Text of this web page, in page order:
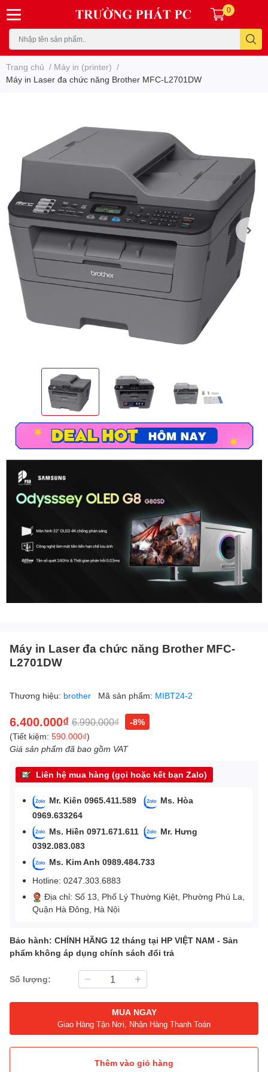
0
Trang chủ / Máy in (printer) /
Máy in Laser đa chức năng Brother MFC-L2701DW
Máy in Laser đa chức năng Brother MFC-
L2701DW
Thương hiệu: brother Mã sản phẩm: MIBT24-2
6.400.000₫ 6.990.000₫
-8%
(Tiết kiệm: 590.000₫)
Giá sản phẩm đã bao gồm VAT
Liên hệ mua hàng (gọi hoặc kết bạn Zalo)
Mr. Kiên 0965.411.589
Ms. Hòa
0969.633264
Ms. Hiền 0971.671.611
Mr. Hưng
0392.083.083
Ms. Kim Anh 0989.484.733
Hotline: 0247.303.6883
Địa chỉ: Số 13, Phố Lý Thường Kiệt, Phường Phú La,
Quận Hà Đông, Hà Nội
Bảo hành: CHÍNH HÃNG 12 tháng tại HP VIỆT NAM - Sản
phẩm không áp dụng chính sách đổi trả
Số lượng:
MUA NGAY
Giao Hàng Tận Nơi, Nhận Hàng Thanh Toán
Thêm vào giỏ hàng